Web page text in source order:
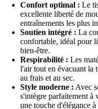
Confort optimal : Le
excellente liberté de
entraînements les plus
Soutien intégré : La
confortable, idéal pour
bien-être.
Respirabilité : Les
l'air tout en évacuant la
au frais et au sec.
Style moderne : Avec
s'intègre parfaitement à
une touche d'élégance